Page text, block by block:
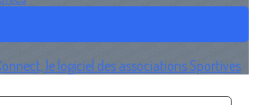
le logiciel des associations Sportives